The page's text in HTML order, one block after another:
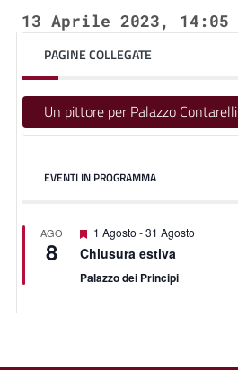
13 Aprile 2023, 14:05
PAGINE COLLEGATE
Un pittore per Palazzo Contarelli
EVENTI IN PROGRAMMA
AGO
8
Featured
1 Agosto -31 Agosto
Chiusura estiva
Palazzo dei Principi